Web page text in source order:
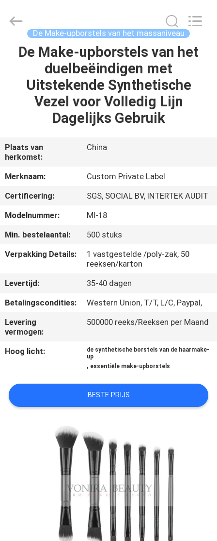
HUIS
PRODUCTEN
ONGEVEER
FABRIEKSREIS
KWALITEITSCONTROLE
SITEMAP
PRIVACY
Chanmy
Cosmetics
Reserved.
De Make-upborstels van het massaniveau
De Make-upborstels van het
duelbeëindigen met
Uitstekende Synthetische
Vezel voor Volledig Lijn
Dagelijks Gebruik
Plaats van
herkomst:
China
Merknaam:
Custom Private Label
Certificering:
SGS, SOCIAL BV, INTERTEK AUDIT
Modelnummer:
Ml-18
Min. bestelaantal:
500 stuks
Verpakking Details:
1 vastgestelde /poly-zak, 50
reeksen/karton
Levertijd:
35-40 dagen
Betalingscondities:
Western Union, T/T, L/C, Paypal,
Levering
vermogen:
500000 reeks/Reeksen per Maand
Hoog licht:
de synthetische borstels van de haarmake-
up
, essentiële make-upborstels
BESTE PRIJS